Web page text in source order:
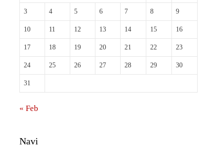
3 4 5 6 7 8 9
10 11 12 13 14 15 16
17 18 19 20 21 22 23
24 25 26 27 28 29 30
31
« Feb
Navi